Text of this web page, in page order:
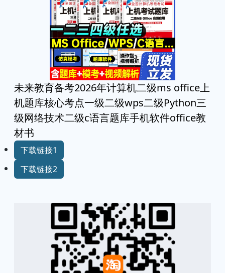
未来教育备考2026年计算机二级ms office上
机题库核心考点一级二级wps二级Python三
级网络技术二级c语言题库手机软件office教
材书
下载链接1
下载链接2